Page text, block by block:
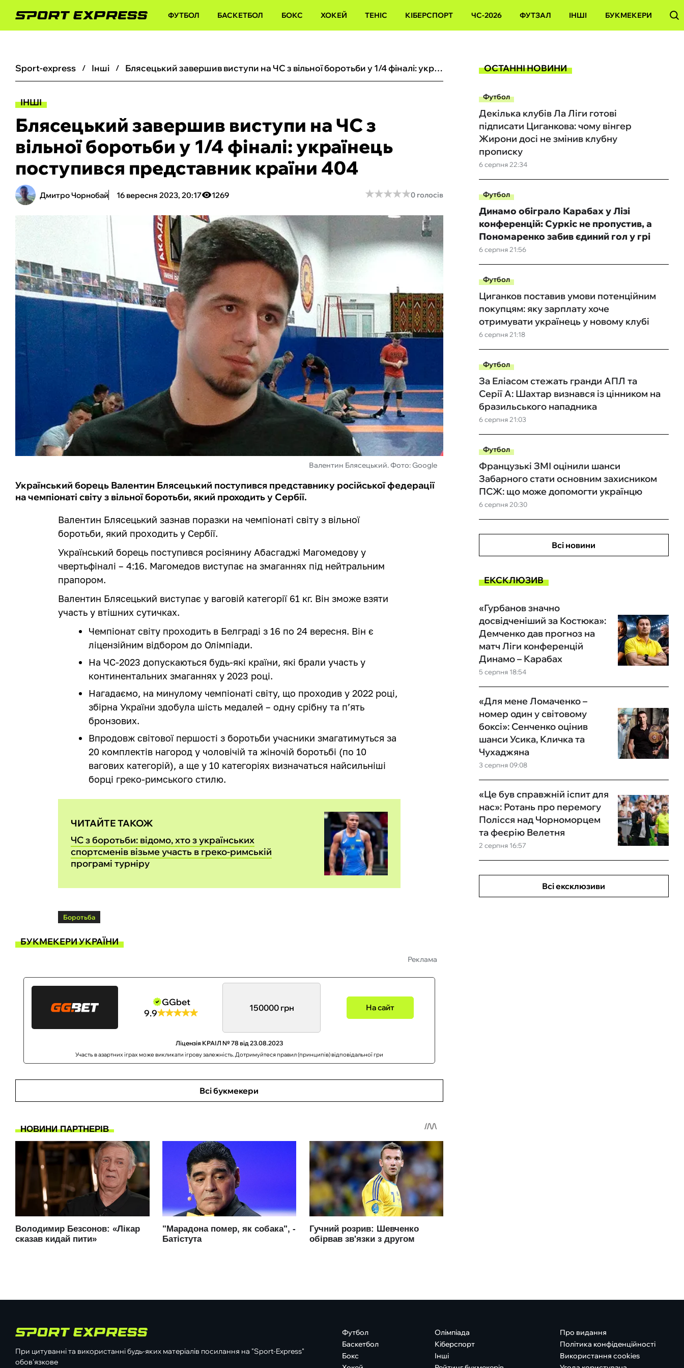
ФУТБОЛ БАСКЕТБОЛ БОКС ХОКЕЙ ТЕНІС КІБЕРСПОРТ ЧС-2026 ФУТЗАЛ ІНШІ БУКМЕКЕРИ
sport-express інші Блясецький завершив виступи на ЧС з вільної боротьби у 1/4 фіналі: українець поступився представник країни 404
ІНШІ
Блясецький завершив виступи на ЧС з
вільної боротьби у 1/4 фіналі: українець
поступився представник країни 404
Дмитро Чорнобай 16 вересня 2023, 20:17 1269 ★★★★★
★★★★★0 голосів
Валентин Блясецький. Фото: Google
Український борець Валентин Блясецький поступився представнику російської федерації
на чемпіонаті світу з вільної боротьби, який проходить у Сербії.
Валентин Блясецький зазнав поразки на чемпіонаті світу з вільної
боротьби, який проходить у Сербії.
Український борець поступився росіянину Абасгаджі Магомедову у
чвертьфіналі – 4:16. Магомедов виступає на змаганнях під нейтральним
прапором.
Валентин Блясецький виступає у ваговій категорії 61 кг. Він зможе взяти
участь у втішних сутичках.
Чемпіонат світу проходить в Белграді з 16 по 24 вересня. Він є
ліцензійним відбором до Олімпіади.
На ЧС-2023 допускаються будь-які країни, які брали участь у
континентальних змаганнях у 2023 році.
Нагадаємо, на минулому чемпіонаті світу, що проходив у 2022 році,
збірна України здобула шість медалей – одну срібну та п’ять
бронзових.
Впродовж світової першості з боротьби учасники змагатимуться за
20 комплектів нагород у чоловічій та жіночій боротьбі (по 10
вагових категорій), а ще у 10 категоріях визначаться найсильніші
борці греко-римського стилю.
ЧИТАЙТЕ ТАКОЖ
ЧС з боротьби: відомо, хто з українських
спортсменів візьме участь в греко-римській
програмі турніру
Боротьба
БУКМЕКЕРИ УКРАЇНИ
Реклама
GGbet
9.9
150000 грн На сайт
Ліцензія КРАІЛ № 78 від 23.08.2023
Участь в азартних іграх може викликати ігрову залежність. Дотримуйтеся правил (принципів) відповідальної гри
Всі букмекери
ОСТАННІ НОВИНИ
Футбол
6 серпня 22:34
Декілька клубів Ла Ліги готові
підписати Циганкова: чому вінгер
Жирони досі не змінив клубну
прописку
Футбол
6 серпня 21:56
Динамо обіграло Карабах у Лізі
конференцій: Суркіс не пропустив, а
Пономаренко забив єдиний гол у грі
Футбол
6 серпня 21:18
Циганков поставив умови потенційним
покупцям: яку зарплату хоче
отримувати українець у новому клубі
Футбол
6 серпня 21:03
За Еліасом стежать гранди АПЛ та
Серії А: Шахтар визнався із цінником на
бразильського нападника
Футбол
6 серпня 20:30
Французькі ЗМІ оцінили шанси
Забарного стати основним захисником
ПСЖ: що може допомогти українцю
Всі новини
ЕКСКЛЮЗИВ
5 серпня 18:54
«Гурбанов значно
досвідченіший за Костюка»:
Демченко дав прогноз на
матч Ліги конференцій
Динамо – Карабах
3 серпня 09:08
«Для мене Ломаченко –
номер один у світовому
боксі»: Сенченко оцінив
шанси Усика, Кличка та
Чухаджяна
2 серпня 16:57
«Це був справжній іспит для
нас»: Ротань про перемогу
Полісся над Чорноморцем
та феєрію Велетня
Всі ексклюзиви
При цитуванні та використанні будь-яких матеріалів посилання на "Sport-Express"
обов'язкове
Футбол
Баскетбол
Бокс
Олімпіада
Кіберспорт
Інші
Про видання
Політика конфіденційності
Використання cookies